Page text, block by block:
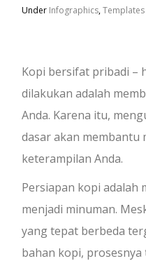
Under Infographics,Templates
Kopi bersifat pribadi –
dilakukan adalah
Anda. Karena itu,
dasar akan membantu
keterampilan Anda.
Persiapan kopi adalah
menjadi minuman.
yang tepat berbeda
bahan kopi,